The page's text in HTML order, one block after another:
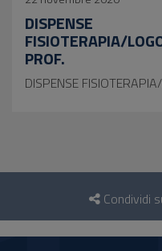
DISPENSE
FISIOTERAPIA/
PROF.
DISPENSE
Questionario
social
Condividi